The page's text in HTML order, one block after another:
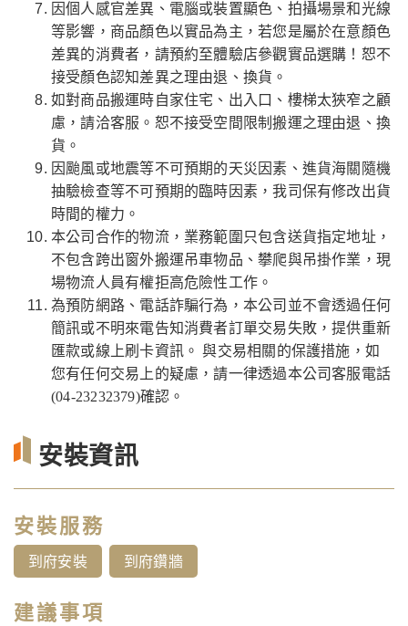
因個人感官差異、電腦或裝置顯色、拍攝場景和光線
等影響，商品顏色以實品為主，若您是屬於在意顏色
差異的消費者，請預約至體驗店參觀實品選購！恕不
接受顏色認知差異之理由退、換貨。
如對商品搬運時自家住宅、出入口、樓梯太狹窄之顧
慮，請洽客服。恕不接受空間限制搬運之理由退、換
貨。
因颱風或地震等不可預期的天災因素、進貨海關隨機
抽驗檢查等不可預期的臨時因素，我司保有修改出貨
時間的權力。
本公司合作的物流，業務範圍只包含送貨指定地址，
不包含跨出窗外搬運吊車物品、攀爬與吊掛作業，現
場物流人員有權拒高危險性工作。
為預防網路、電話詐騙行為，本公司並不會透過任何
簡訊或不明來電告知消費者訂單交易失敗，提供重新
匯款或線上刷卡資訊。 與交易相關的保護措施，如
您有任何交易上的疑慮，請一律透過本公司客服電話
(04-23232379)確認。
安裝資訊
安裝服務
到府安裝 到府鑽牆
建議事項